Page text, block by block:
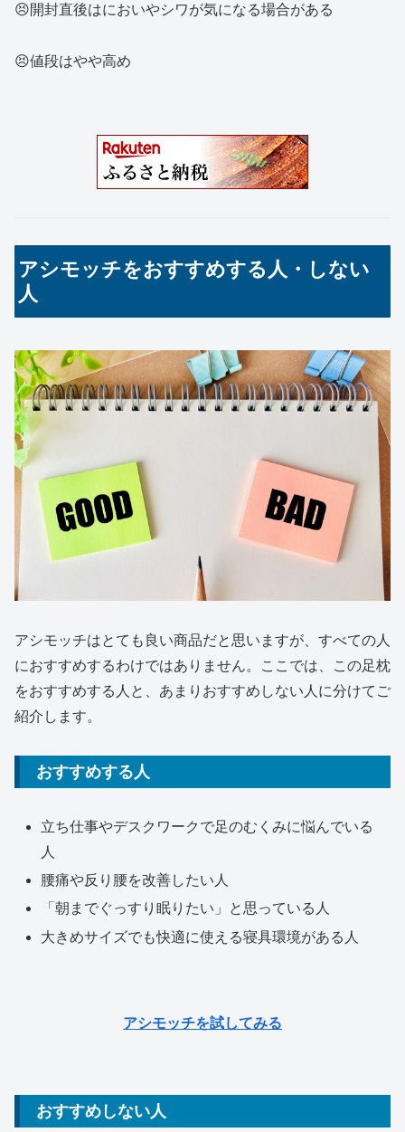
😣開封直後はにおいやシワが気になる場合がある
😣値段はやや高め
アシモッチをおすすめする人・しない
人
アシモッチはとても良い商品だと思いますが、すべての人
におすすめするわけではありません。ここでは、この足枕
をおすすめする人と、あまりおすすめしない人に分けてご
紹介します。
おすすめする人
立ち仕事やデスクワークで足のむくみに悩んでいる
人
腰痛や反り腰を改善したい人
「朝までぐっすり眠りたい」と思っている人
大きめサイズでも快適に使える寝具環境がある人
アシモッチを試してみる
おすすめしない人